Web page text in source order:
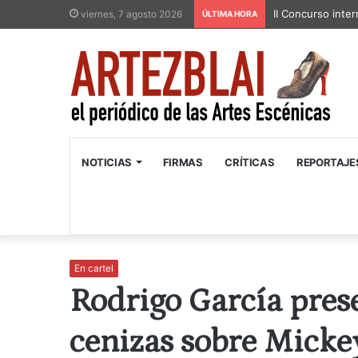
viernes, 7 agosto 2026 ÚLTIMA HORA II Concurso
NOTICIAS FIRMAS CRÍTICAS
En cartel
Rodrigo García
cenizas sobre